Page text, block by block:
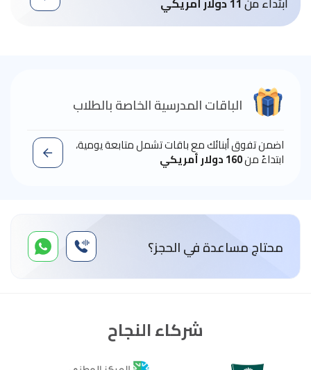
الباقات المدرسية الخاصة بالطلاب
اضمن تفوق أبنائك مع باقات تشمل متابعة يومية،
ابتداءً من160 دولار أمريكي
محتاج مساعدة في الحجز؟
شركاء النجاح